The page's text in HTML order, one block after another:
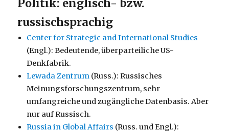
Politik: englisch- bzw.
russischsprachig
Center for Strategic and International Studies
(Engl.): Bedeutende, überparteiliche US-
Denkfabrik.
Lewada Zentrum (Russ.): Russisches
Meinungsforschungszentrum, sehr
umfangreiche und zugängliche Datenbasis. Aber
nur auf Russisch.
Russia in Global Affairs (Russ. und Engl.):